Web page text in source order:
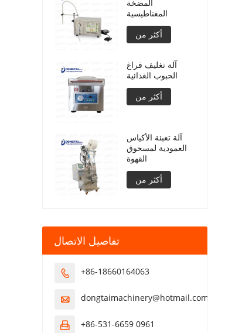
المضخة
المغناطيسية
أكثر من
آلة تغليف فراغ
الحبوب الغذائية
أكثر من
آلة تعبئة الأكياس
العمودية لمسحوق
القهوة
أكثر من
تفاصيل الاتصال
 +86-18660164063
 dongtaimachinery@hotmail.com
 +86-531-6659 0961